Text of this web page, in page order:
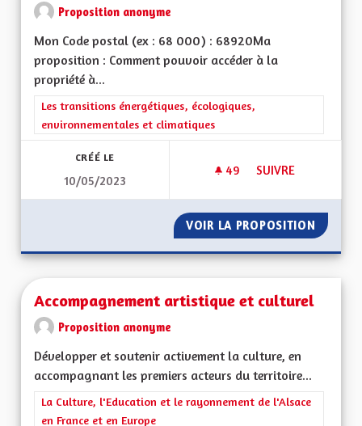
Proposition anonyme
Mon Code postal (ex : 68 000) : 68920Ma
proposition : Comment pouvoir accéder à la
propriété à...
Filtrer les résultats de la catégorie : Les transitions
Les transitions énergétiques, écologiques,
environnementales et climatiques
CRÉÉ LE
10/05/2023
49 49 ABONNÉS
SUIVRE
VOIR LA PROPOSITION
Accompagnement artistique et culturel
Proposition anonyme
Développer et soutenir activement la culture, en
accompagnant les premiers acteurs du territoire...
Filtrer les résultats de la catégorie : La Culture, l'Education et
La Culture, l'Education et le rayonnement de l'Alsace
en France et en Europe